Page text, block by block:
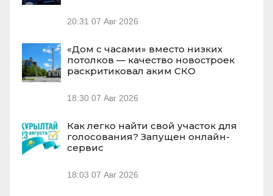
20:31 07 Авг 2026
«Дом с часами» вместо низких
потолков — качество новостроек
раскритиковал аким СКО
18:30 07 Авг 2026
Как легко найти свой участок для
голосования? Запущен онлайн-
сервис
18:03 07 Авг 2026